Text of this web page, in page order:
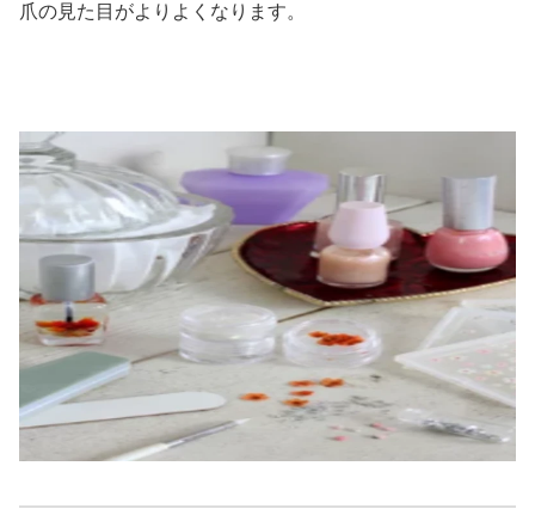
爪の見た目がよりよくなります。